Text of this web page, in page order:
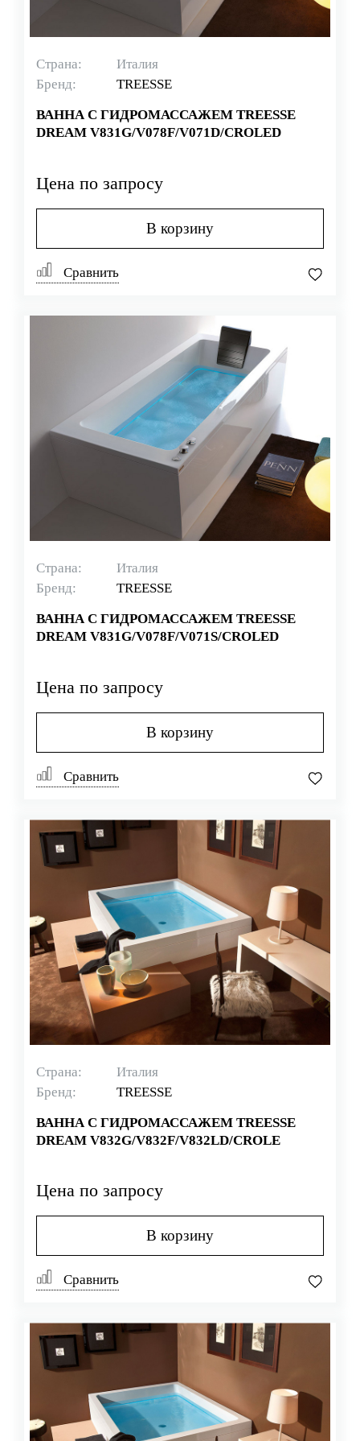
Страна:
Италия
Бренд:
TREESSE
ВАННА С ГИДРОМАССАЖЕМ TREESSE
DREAM V831G/V078F/V071D/CROLED
Цена по запросу
В корзину
Сравнить
Страна:
Италия
Бренд:
TREESSE
ВАННА С ГИДРОМАССАЖЕМ TREESSE
DREAM V831G/V078F/V071S/CROLED
Цена по запросу
В корзину
Сравнить
Страна:
Италия
Бренд:
TREESSE
ВАННА С ГИДРОМАССАЖЕМ TREESSE
DREAM V832G/V832F/V832LD/CROLE
Цена по запросу
В корзину
Сравнить